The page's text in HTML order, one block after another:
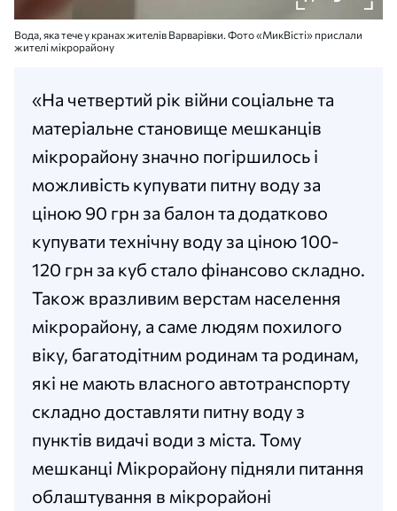
Вода, яка тече у кранах жителів Варварівки. Фото «МикВісті» прислали
жителі мікрорайону
«На четвертий рік війни соціальне та
матеріальне становище мешканців
мікрорайону значно погіршилось і
можливість купувати питну воду за
ціною 90 грн за балон та додатково
купувати технічну воду за ціною 100-
120 грн за куб стало фінансово складно.
Також вразливим верстам населення
мікрорайону, а саме людям похилого
віку, багатодітним родинам та родинам,
які не мають власного автотранспорту
складно доставляти питну воду з
пунктів видачі води з міста. Тому
мешканці Мікрорайону підняли питання
облаштування в мікрорайоні